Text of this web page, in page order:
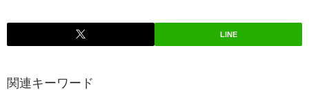
LINE
関連キーワード